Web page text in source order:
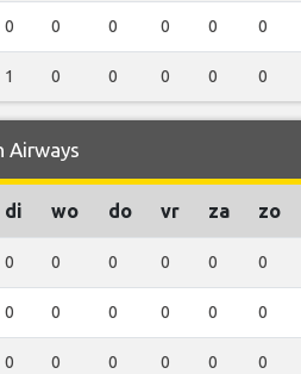
0 0 0 0 0 0
1 0 0 0 0 0
Airways
di wo do vr za zo
0 0 0 0 0 0
0 0 0 0 0 0
0 0 0 0 0 0